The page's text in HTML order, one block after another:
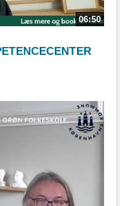
06:50